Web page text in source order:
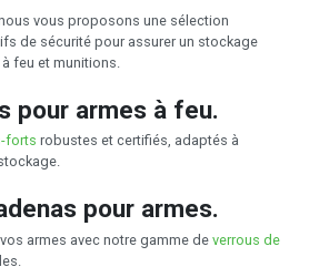
nous vous proposons une sélection
de sécurité pour assurer un stockage
feu et munitions.
pour armes à feu.
forts robustes et certifiés, adaptés à
pour armes.
armes avec notre gamme de verrous de